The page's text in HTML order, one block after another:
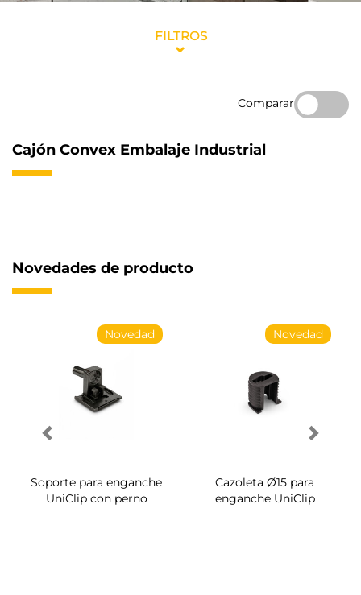
FILTROS
Comparar
Cajón Convex Embalaje Industrial
Novedades de producto
Novedad
Soporte para enganche
UniClip con perno
Novedad
Cazoleta Ø15 para
enganche UniClip